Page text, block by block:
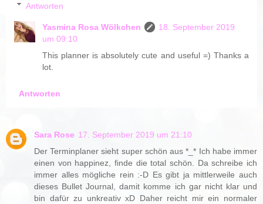
Antworten
Yasmina Rosa Wölkchen
18. September 2019
um 09:10
This planner is absolutely cute and useful =) Thanks a
lot.
Antworten
Sara Rose 17. September 2019 um 21:10
Der Terminplaner sieht super schön aus *_* Ich habe immer
einen von happinez, finde die total schön. Da schreibe ich
immer alles mögliche rein :-D Es gibt ja mittlerweile auch
dieses Bullet Journal, damit komme ich gar nicht klar und
bin dafür zu unkreativ xD Daher reicht mir ein normaler